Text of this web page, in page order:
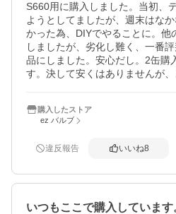
S660用に購入しました。当初、
ようとしてましたが、週末はな
かった為、DIYでやることに。他
しましたが、劣化し難く、一番
品にしました。安心だし。2缶購
す。決して安くはありませんが、
購入したストア
ez バルブ
違反報告 いいね8
いつもここで購入しています